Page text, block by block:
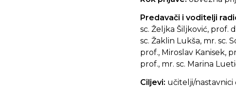
Predavači i voditelji
sc. Željka Šiljković, prof.
sc. Žaklin Lukša, mr. sc.
prof., Miroslav Kanisek,
prof., mr. sc. Marina
Ciljevi: učitelji/nastavnici